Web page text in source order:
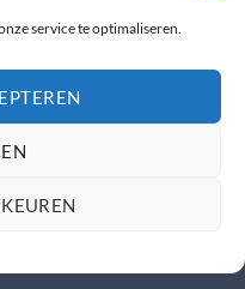
service te optimaliseren.